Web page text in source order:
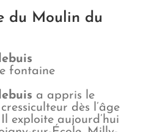
du Moulin du
fontaine
a appris le
dès l’âge
Il exploite aujourd’hui